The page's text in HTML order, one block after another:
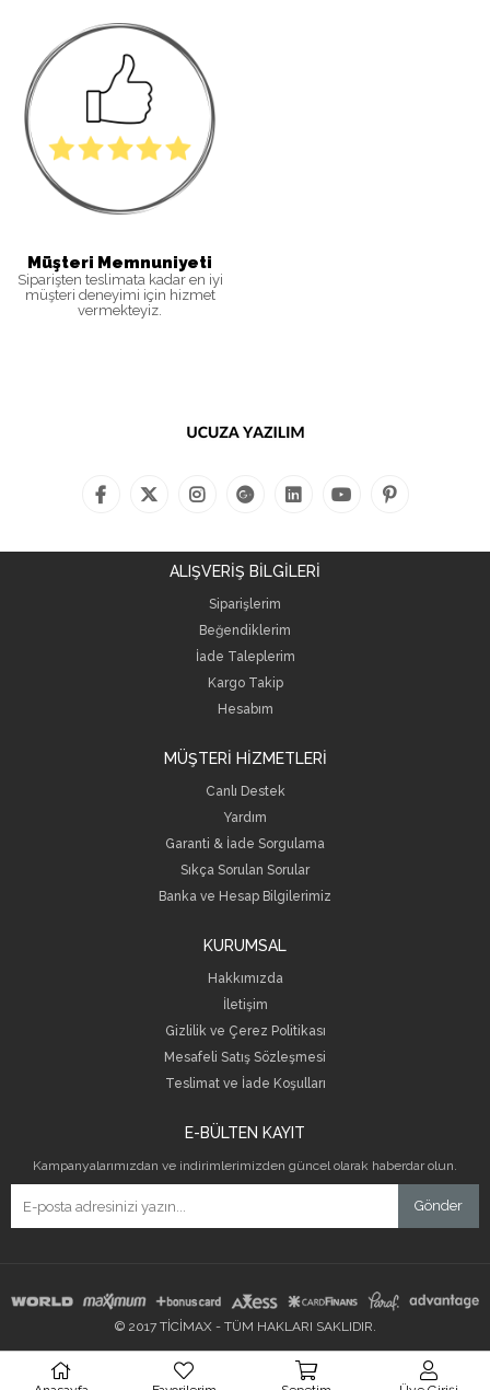
Müşteri Memnuniyeti
Siparişten teslimata kadar en iyi
müşteri deneyimi için hizmet
vermekteyiz.
ALIŞVERİŞ BİLGİLERİ
Siparişlerim
Beğendiklerim
İade Taleplerim
Kargo Takip
Hesabım
MÜŞTERİ HİZMETLERİ
Canlı Destek
Yardım
Garanti & İade Sorgulama
Sıkça Sorulan Sorular
Banka ve Hesap Bilgilerimiz
KURUMSAL
Hakkımızda
İletişim
Gizlilik ve Çerez Politikası
Mesafeli Satış Sözleşmesi
Teslimat ve İade Koşulları
E-BÜLTEN KAYIT
Kampanyalarımızdan ve indirimlerimizden güncel olarak haberdar olun.
Gönder
© 2017 TİCİMAX - TÜM HAKLARI SAKLIDIR.